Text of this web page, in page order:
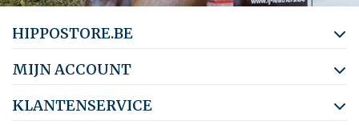
HIPPOSTORE.BE
MIJN ACCOUNT
KLANTENSERVICE